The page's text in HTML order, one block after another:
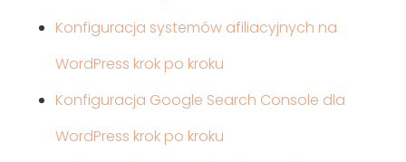
Konfiguracja systemów afiliacyjnych na
WordPress krok po kroku
Konfiguracja Google Search Console dla
WordPress krok po kroku